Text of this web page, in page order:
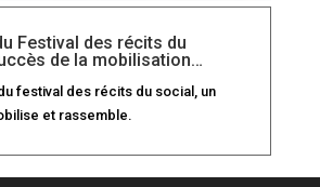
Festival des récits du
de la mobilisation…
festival des récits du social, un
et rassemble.